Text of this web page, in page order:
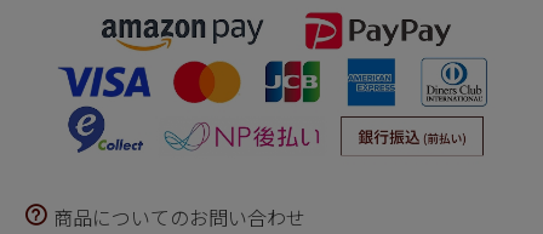
商品についてのお問い合わせ